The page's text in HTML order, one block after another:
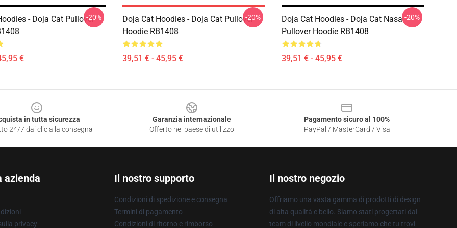
- Doja Cat Pullover
€
-20%
Doja Cat Hoodies - Doja Cat Pullover
Hoodie RB1408
39,51 € - 45,95 €
-20%
Doja Cat Hoodies - Doja Cat Nasa
Pullover Hoodie RB1408
39,51 € - 45,95 €
-20%
in tutta sicurezza
24/7 dai clic alla consegna
Garanzia internazionale
Offerto nel paese di utilizzo
Pagamento sicuro al 100%
PayPal / MasterCard / Visa
azienda
privacy
Il nostro supporto
Condizioni di spedizione e consegna
Termini di pagamento
Condizioni di ritorno e rimborso
Il nostro negozio
Offriamo una vasta gamma di prodotti di design
di alta qualità e bello. Siamo stati progettati dal
team di livello mondiale e speriamo che tu trovi